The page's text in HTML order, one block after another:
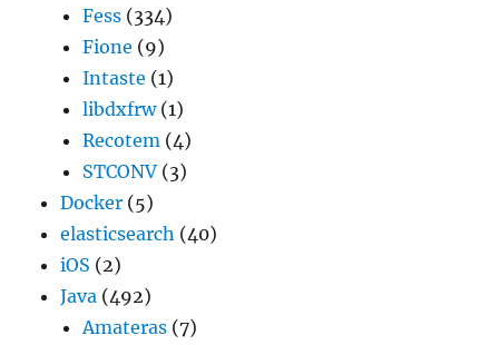
Fess (334)
Fione (9)
Intaste (1)
libdxfrw(1)
Recotem (4)
STCONV (3)
Docker (5)
elasticsearch (40)
iOS (2)
Java (492)
Amateras (7)